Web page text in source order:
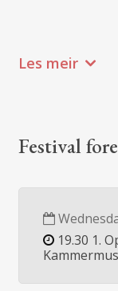
Les meir
Festival
19.30 1.